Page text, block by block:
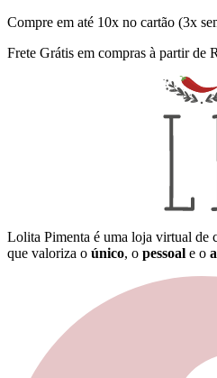
Compre em até 10x no cartão (3x
Frete Grátis em compras à partir de
Lolita Pimenta é uma loja virtual de
que valoriza o único, o pessoal e o